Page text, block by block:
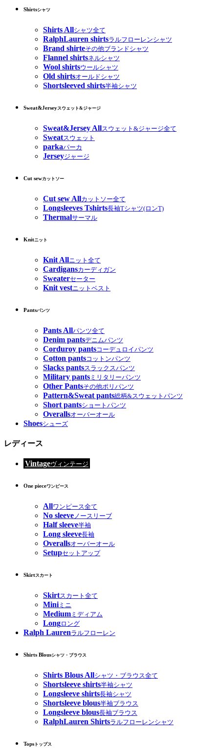
Shirtsシャツ
Shirts Allシャツ全て
RalphLauren shirtsラルフローレンシャツ
Brand shirteその他ブランドシャツ
Flannel shirtsネルシャツ
Wool shirtsウールシャツ
Old shirtsオールドシャツ
Shortsleeved shirts半袖シャツ
Sweat&Jerseyスウェット&ジャージ
Sweat&Jersey Allスウェット&ジャージ全て
Sweatスウェット
parkaパーカ
Jerseyジャージ
Cut sewカットソー
Cut sew Allカットソー全て
Longsleeves Tshirts長袖Tシャツ(ロンT)
Thermalサーマル
Knitニット
Knit Allニット全て
Cardigansカーディガン
Sweaterセーター
Knit vestニットベスト
Pantsパンツ
Pants Allパンツ全て
Denim pantsデニムパンツ
Corduroy pantsコーデュロイパンツ
Cotton pantsコットンパンツ
Slacks pantsスラックスパンツ
Military pants ミリタリーパンツ
Other Pantsその他ポリパンツ
Pattern&Sweat pants総柄&スウェットパンツ
Short pantsショートパンツ
Overallsオーバーオール
Shoesシューズ
レディース
Vintageヴィンテージ
One pieceワンピース
Allワンピース全て
No sleeveノースリーブ
Half sleeve半袖
Long sleeve長袖
Overallsオーバーオール
Setupセットアップ
Skirtスカート
Skirtスカート全て
Miniミニ
Medium ミディアム
Longロング
Ralph Laurenラルフローレン
Shirts Blousシャツ・ブラウス
Shirts Blous Allシャツ・ブラウス全て
Shortsleeve shirts半袖シャツ
Longsleeve shirts長袖シャツ
Shortsleeve blous半袖ブラウス
Longsleeve blous長袖ブラウス
RalphLauren Shirtsラルフローレンシャツ
Tops トップス